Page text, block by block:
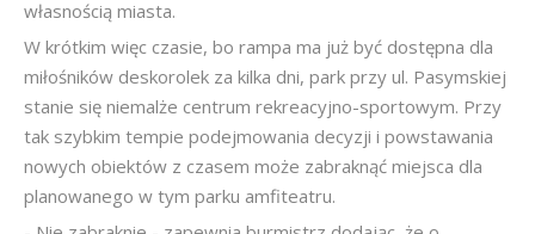
własnością miasta.
W krótkim więc czasie, bo rampa ma już być dostępna dla
miłośników deskorolek za kilka dni, park przy ul. Pasymskiej
stanie się niemalże centrum rekreacyjno-sportowym. Przy
tak szybkim tempie podejmowania decyzji i powstawania
nowych obiektów z czasem może zabraknąć miejsca dla
planowanego w tym parku amfiteatru.